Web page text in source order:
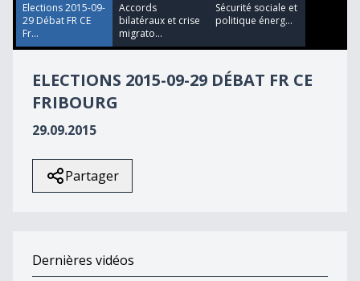
19
seconds
Elections 2015-09-
29 Débat FR CE
Fr...
Accords
bilatéraux et crise
migrato...
Sécurité sociale et
politique énerg...
ELECTIONS 2015-09-29 DÉBAT FR CE
FRIBOURG
29.09.2015
Partager
Dernières vidéos